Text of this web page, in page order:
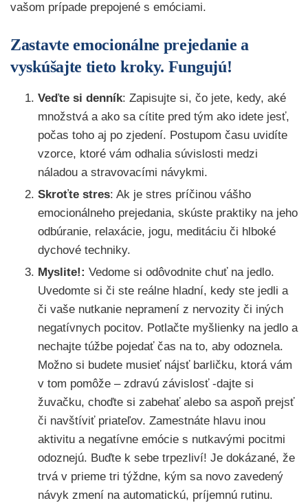
vašom prípade prepojené s emóciami.
Zastavte emocionálne prejedanie a
vyskúšajte tieto kroky. Fungujú!
Veďte si denník: Zapisujte si, čo jete, kedy, aké
množstvá a ako sa cítite pred tým ako idete jesť,
počas toho aj po zjedení. Postupom času uvidíte
vzorce, ktoré vám odhalia súvislosti medzi
náladou a stravovacími návykmi.
Skroťte stres: Ak je stres príčinou vášho
emocionálneho prejedania, skúste praktiky na jeho
odbúranie, relaxácie, jogu, meditáciu či hlboké
dychové techniky.
Myslite!: Vedome si odôvodnite chuť na jedlo.
Uvedomte si či ste reálne hladní, kedy ste jedli a
či vaše nutkanie nepramení z nervozity či iných
negatívnych pocitov. Potlačte myšlienky na jedlo a
nechajte túžbe pojedať čas na to, aby odoznela.
Možno si budete musieť nájsť barličku, ktorá vám
v tom pomôže – zdravú závislosť -dajte si
žuvačku, choďte si zabehať alebo sa aspoň prejsť
či navštíviť priateľov. Zamestnáte hlavu inou
aktivitu a negatívne emócie s nutkavými pocitmi
odoznejú. Buďte k sebe trpezliví! Je dokázané, že
trvá v prieme tri týždne, kým sa novo zavedený
návyk zmení na automatickú, príjemnú rutinu.